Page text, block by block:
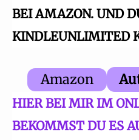
BEI AMAZON. UND
KINDLEUNLIMITED
Amazon
HIER BEI MIR IM
BEKOMMST DU ES